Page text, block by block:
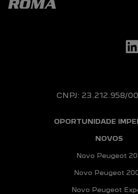
CNPJ: 23.212.958/
OPORTUNIDADE
NOVOS
Novo Peugeot
Novo Peugeot
Novo Peugeot